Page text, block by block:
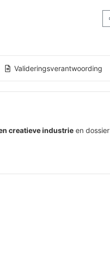
Valideringsverantwoording
creatieve industrie en dossier